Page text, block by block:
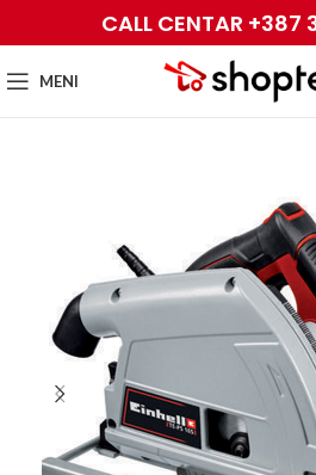
CALL CENTAR
MENI